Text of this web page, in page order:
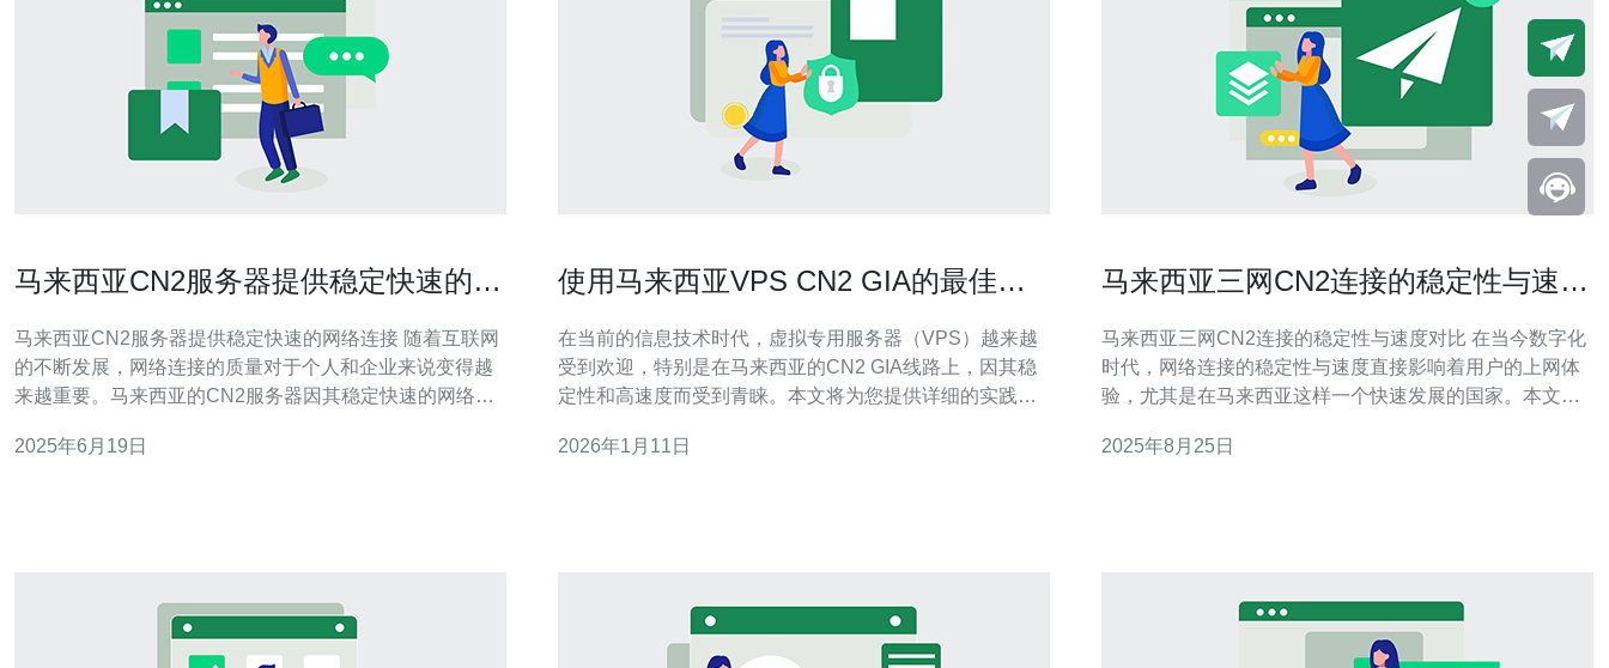
马来西亚CN2服务器提供稳定快速的网
马来西亚CN2服务器提供稳定快速的网络连接 随着互联网
的不断发展，网络连接的质量对于个人和企业来说变得越
来越重要。马来西亚的CN2服务器因其稳定快速的网络连
优势。 CN2服务器是中国电信提供的一种服务器服务，其
2025年6月19日
使用马来西亚VPS CN2 GIA的最佳实
在当前的信息技术时代，虚拟专用服务器（VPS）越来越
受到欢迎，特别是在马来西亚的CN2 GIA线路上，因其稳
定性和高速度而受到青睐。本文将为您提供详细的实践指
涵盖从选择合适的VPS服务商到优化服务器性能的各个方
2026年1月11日
马来西亚三网CN2连接的稳定性与速度
马来西亚三网CN2连接的稳定性与速度对比 在当今数字化
时代，网络连接的稳定性与速度直接影响着用户的上网体
验，尤其是在马来西亚这样一个快速发展的国家。本文将
比，揭示它们在稳定性与速度方面的优劣。 以下是本文的
2025年8月25日